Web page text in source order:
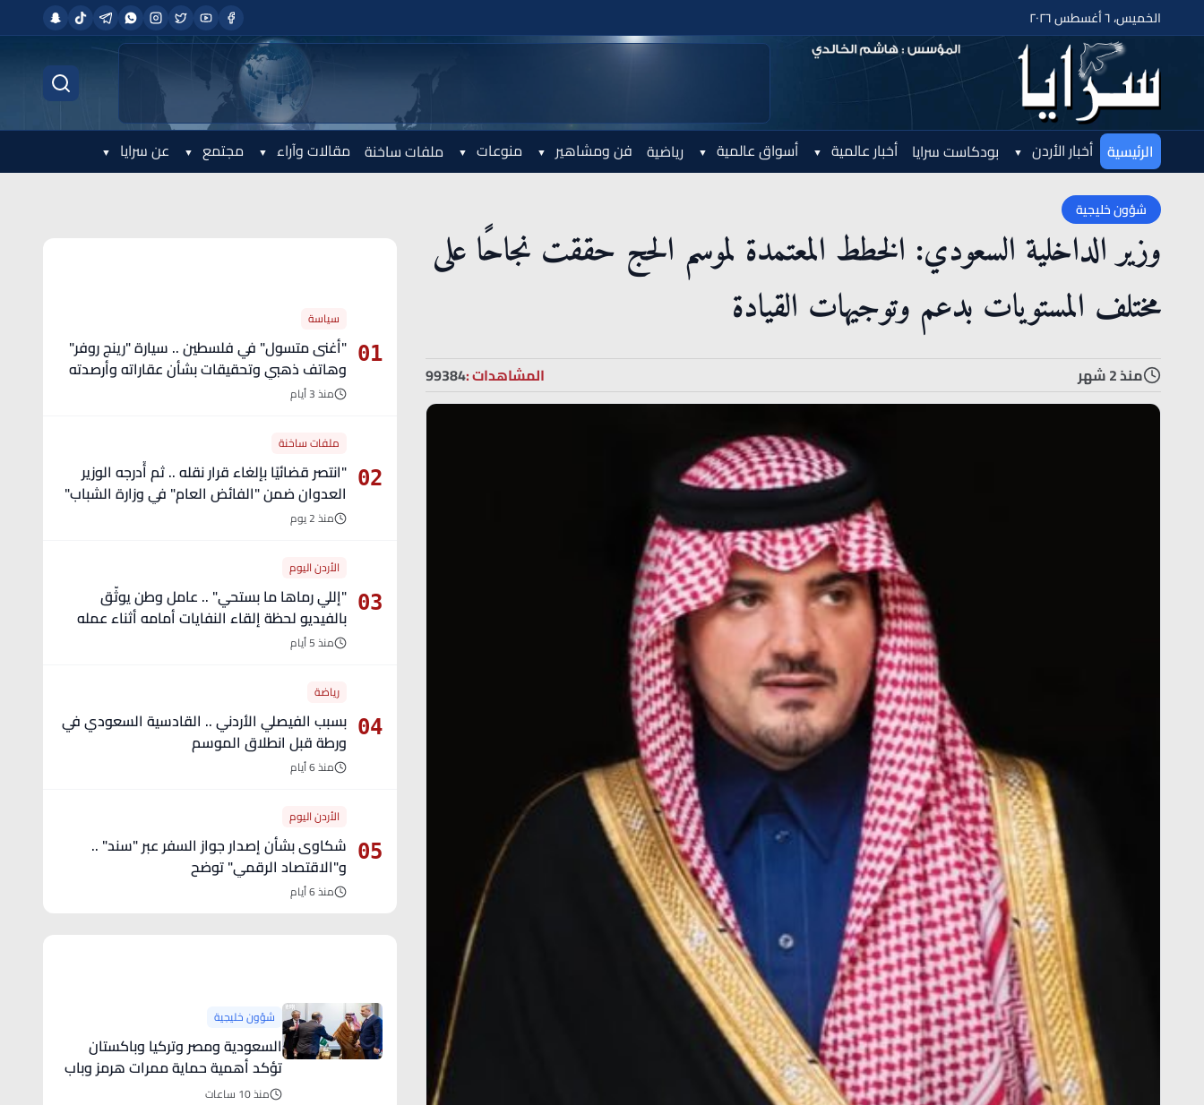
الخميس، ٦ أغسطس ٢٠٢٦
الرئيسية أخبار الأردن بودكاست سرايا أخبار عالمية أسواق عالمية رياضية فن ومشاهير منوعات ملفات ساخنة مقالات وآراء مجتمع عن سرايا
شؤون خليجية
وزير الداخلية السعودي: الخطط المعتمدة لموسم الحج حققت نجاحًا على
مختلف المستويات بدعم وتوجيهات القيادة
منذ 2 شهر المشاهدات :99384
01
سياسة
"أغنى متسول" في فلسطين .. سيارة "رينج روفر"
وهاتف ذهبي وتحقيقات بشأن عقاراته وأرصدته
منذ 3 أيام
02
ملفات ساخنة
"انتصر قضائيًا بإلغاء قرار نقله .. ثم أُدرجه الوزير
العدوان ضمن "الفائض العام" في وزارة الشباب"
- تفاصيل
منذ 2 يوم
03
الأردن اليوم
"إللي رماها ما بستحي" .. عامل وطن يوثّق
بالفيديو لحظة إلقاء النفايات أمامه أثناء عمله
منذ 5 أيام
04
رياضة
بسبب الفيصلي الأردني .. القادسية السعودي في
ورطة قبل انطلاق الموسم
منذ 6 أيام
05
الأردن اليوم
شكاوى بشأن إصدار جواز السفر عبر "سند" ..
و"الاقتصاد الرقمي" توضح
منذ 6 أيام
شؤون خليجية
السعودية ومصر وتركيا وباكستان
تؤكد أهمية حماية ممرات هرمز وباب
المندب
منذ 10 ساعات